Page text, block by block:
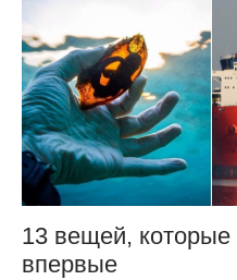
13 вещей, которые
впервые